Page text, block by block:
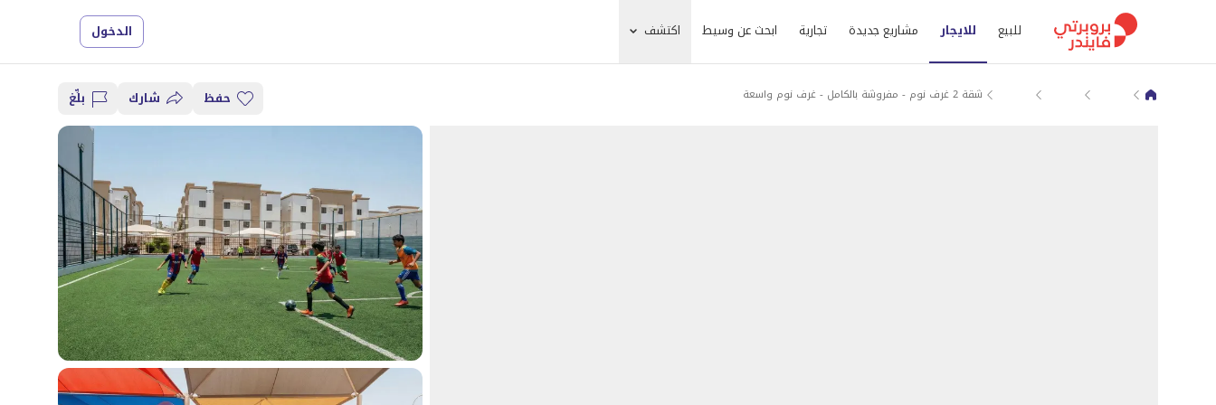
للبيع للايجار مشاريع جديدة تجارية ابحث عن وسيط اكتشف الدخول
شقق للايجار في الوكرة
قرية إزدان قرية ازدان الشماليه 2
شقة 2 غرف نوم - مفروشة بالكامل - غرف نوم واسعة حفظ شارك بلِّغ